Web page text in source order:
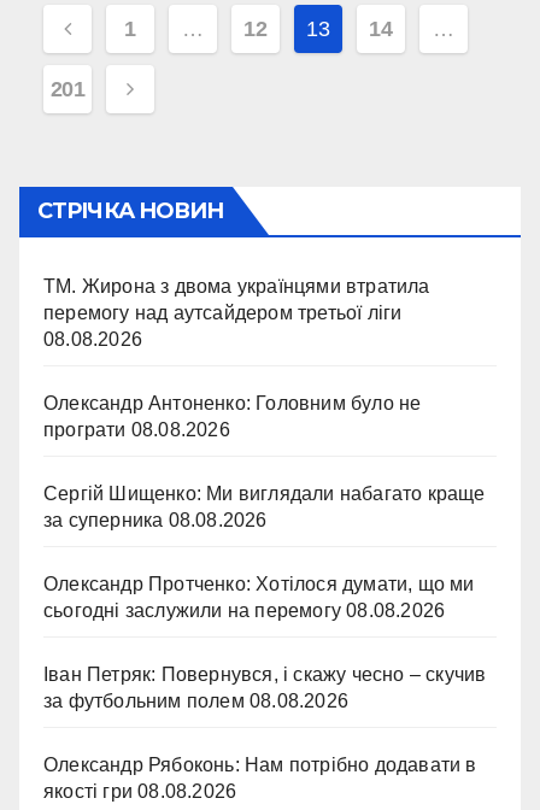
Навігація
записів
1 … 12 13 14 …
201
СТРІЧКА НОВИН
ТМ. Жирона з двома українцями втратила
перемогу над аутсайдером третьої ліги
08.08.2026
Олександр Антоненко: Головним було не
програти 08.08.2026
Сергій Шищенко: Ми виглядали набагато краще
за суперника 08.08.2026
Олександр Протченко: Хотілося думати, що ми
сьогодні заслужили на перемогу 08.08.2026
Іван Петряк: Повернувся, і скажу чесно – скучив
за футбольним полем 08.08.2026
Олександр Рябоконь: Нам потрібно додавати в
якості гри 08.08.2026